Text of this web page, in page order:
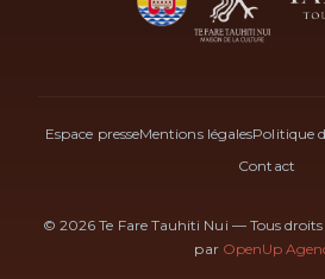
Espace presseMentions légalesPolitique
Contact
© 2026 Te Fare Tauhiti Nui — Tous droits
par OpenUp